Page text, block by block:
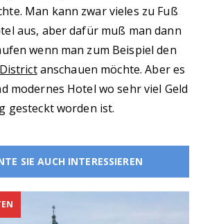
Man kann zwar vieles zu Fuß
aus, aber dafür muß man dann
wenn man zum Beispiel den
anschauen möchte. Aber es
modernes Hotel wo sehr viel Geld
gesteckt worden ist.
SIE AUCH INTERESSIEREN